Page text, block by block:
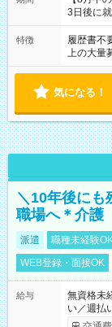
ね。 ※Wワーク希望の方へ 今ご覧のお仕事で希望する勤務時間
と、もう
合は応募
3日後に
特徴 履歴書不
上の大量
気になる！
＼10年後にも
職場へ＊介護
派遣 職種未経験
WEB登録・面接OK
給与
無資格未
い／週払
完了次第